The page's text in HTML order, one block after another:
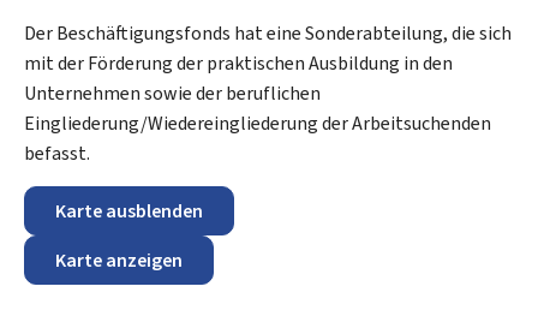
Der Beschäftigungsfonds hat eine Sonderabteilung, die sich
mit der Förderung der praktischen Ausbildung in den
Unternehmen sowie der beruflichen
Eingliederung/Wiedereingliederung der Arbeitsuchenden
befasst.
Karte ausblenden
Karte anzeigen